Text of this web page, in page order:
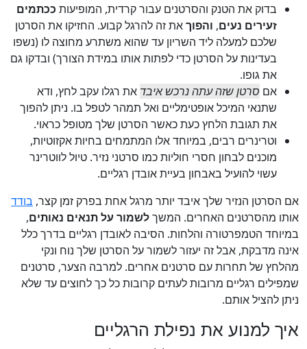
בדוק את הטנק והסרטנים עבור קרדית, המופיעות ככתמים
זעירים נעים, והפוךאת זה להרגל קבוע. החזיקו את הסרטן
שלכם למעלה ליד השריון עד שהוא משתרע מחוצה לו (נשפו
בעדינות על הסרטן כדי לפתות אותו במידת הצורך) ובדקו גם
את גופו.
אם סרטן שזה עתה נרכש איבד את רגלו עקב לחץ, ודא
שתנאי המיכל אופטימליים ואל תמהר לטפל בו. ניתן להפוך
את תגובת הלחץ כעת כאשר הסרטן שלך מטופל כראוי.
וטרינרים רבים, במיוחד אלו המתמחים בחיות אקזוטיות,
מוכנים לבחון חסרי חוליות כמו סרטני נזיר. טיול לווטרינר
עשוי להועיל באבחון בעיית אובדן רגליים.
אם הסרטן הנזיר שלך איבד יותר מרגל אחת בפרק זמן קצר, בודד
אותו מהסרטנים האחרים. המשךלשמור על תנאים נאותים,
במיוחד הטמפרטורה והלחות. הסיבה לאובדן רגליים בדרך כלל
אינה מדבקת, אבל זה יעזור לשמור על הסרטן שלך נוח ונקי
מהלחץ של תחרות עם סרטנים אחרים. למרבה הצער, סרטנים
שמפילים רגליים מרובות לעתים קרובות כל כך לחוצים עד שלא
ניתן להציל אותם.
איך למנוע את נפילת הרגליים